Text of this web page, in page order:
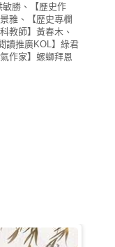
勝、【歷史作
雅、【歴史專欄
教師】黃春木、
讀推廣KOL】綠君
作家】螺螄拜恩